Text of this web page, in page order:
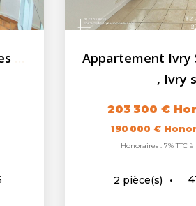
, Ivry
203 300 €
190 000 €
Honoraires : 7% TTC
2 pièce(s)